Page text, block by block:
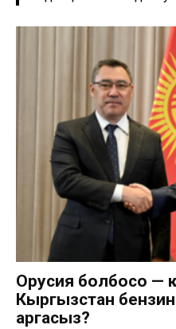
Орусия болбосо —
Кыргызстан
аргасыз?